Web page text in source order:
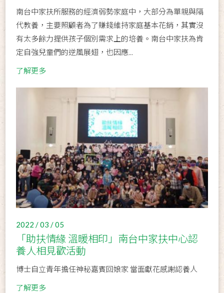
南台中家扶所服務的經濟弱勢家庭中，大部分為單親與隔
代教養，主要照顧者為了賺錢維持家庭基本花銷，其實沒
有太多餘力提供孩子個別需求上的培養。南台中家扶為肯
定自強兒童們的逆風展翅，也因應...
了解更多
2022 / 03 / 05
「助扶情緣 溫暖相印」南台中家扶中心認
養人相見歡活動
博士自立青年擔任神秘嘉賓回娘家 當面獻花感謝認養人
了解更多